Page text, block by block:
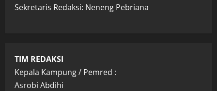
Sekretaris Redaksi: Neneng Pebriana
TIM REDAKSI
Kepala Kampung / Pemred :
Asrobi Abdihi